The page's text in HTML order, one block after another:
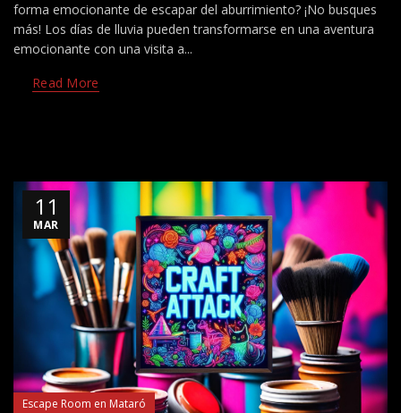
forma emocionante de escapar del aburrimiento? ¡No busques
más! Los días de lluvia pueden transformarse en una aventura
emocionante con una visita a...
Read More
11
MAR
Escape Room en Mataró